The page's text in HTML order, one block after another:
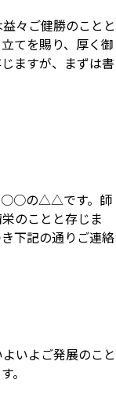
々ご健勝のことと
てを賜り、厚く御
ますが、まずは書
○○の△△です。師
のことと存じま
下記の通りご連絡
いよご発展のこと
。